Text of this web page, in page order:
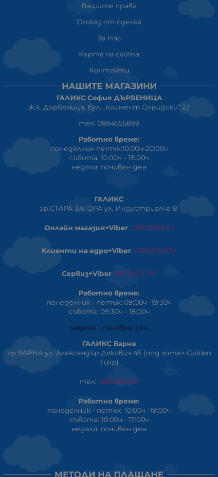
Вашите права
Отказ от сделка
За Нас
Карта на сайта
Контакти
НАШИТЕ МАГАЗИНИ
ГАЛИКС София ДЪРВЕНИЦА
ж.к. Дървеница, бул. „Климент Охридски“ 23
тел: 0884555899
Работно време:
понеделник-петък:10:00ч-20:00ч
събота: 10:00ч - 18:00ч
неделя: почивен ден
ГАЛИКС
гр.СТАРА ЗАГОРА ул. Индустриална 8
Онлайн магазин+Viber: 0889555899
Клиенти на едро+Viber: 0884942834
Сервиз+Viber: 0879603293
Работно време:
понеделник - петък: 09:00ч -19:30ч
събота: 09:30ч - 18:00ч
неделя - почивен ден
ГАЛИКС Варна
гр.ВАРНА ул. Александър Дякович 45 (под хотел Golden
Tulip)
тел: 0884810555
Работно време:
понеделник - петък: 10:00ч -19:00ч
събота: 10:00ч - 17:00ч
неделя: почивен ден
МЕТОДИ НА ПЛАЩАНЕ